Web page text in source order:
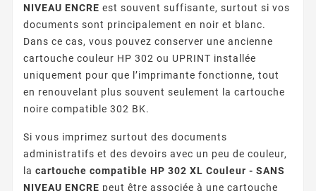
NIVEAU ENCRE est souvent suffisante, surtout si vos
documents sont principalement en noir et blanc.
Dans ce cas, vous pouvez conserver une ancienne
cartouche couleur HP 302 ou UPRINT installée
uniquement pour que l’imprimante fonctionne, tout
en renouvelant plus souvent seulement la cartouche
noire compatible 302 BK.
Si vous imprimez surtout des documents
administratifs et des devoirs avec un peu de couleur,
la cartouche compatible HP 302 XL Couleur - SANS
NIVEAU ENCRE peut être associée à une cartouche